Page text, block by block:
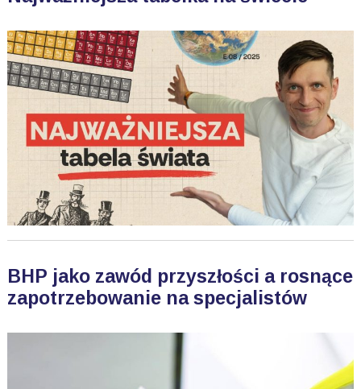
BHP jako zawód przyszłości a rosnące
zapotrzebowanie na specjalistów